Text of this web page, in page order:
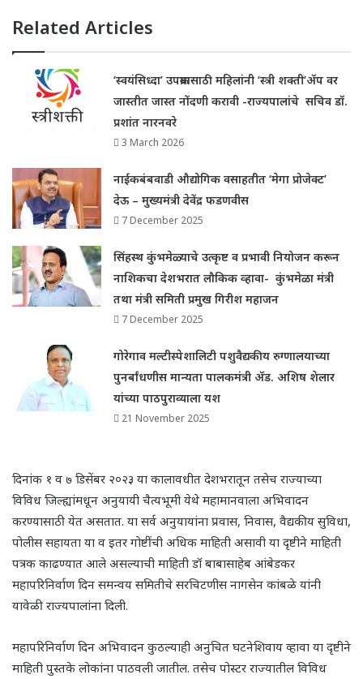
Related Articles
‘स्वयंसिध्दा’ उपक्रमासाठी महिलांनी ‘स्त्री शक्ती’ॲप वर
जास्तीत जास्त नोंदणी करावी -राज्यपालांचे सचिव डॉ.
प्रशांत नारनवरे
3 March 2026
नाईकबंबवाडी औद्योगिक वसाहतीत ‘मेगा प्रोजेक्ट’
देऊ – मुख्यमंत्री देवेंद्र फडणवीस
7 December 2025
सिंहस्थ कुंभमेळ्याचे उत्कृष्ट व प्रभावी नियोजन करून
नाशिकचा देशभरात लौकिक व्हावा- कुंभमेळा मंत्री
तथा मंत्री समिती प्रमुख गिरीश महाजन
7 December 2025
गोरेगाव मल्टीस्पेशालिटी पशुवैद्यकीय रुग्णालयाच्या
पुनर्बांधणीस मान्यता पालकमंत्री ॲड. अशिष शेलार
यांच्या पाठपुराव्याला यश
21 November 2025
दिनांक १ व ७ डिसेंबर २०२३ या कालावधीत देशभरातून तसेच राज्याच्या
विविध जिल्ह्यांमधून अनुयायी चैत्यभूमी येथे महामानवाला अभिवादन
करण्यासाठी येत असतात. या सर्व अनुयायांना प्रवास, निवास, वैद्यकीय सुविधा,
पोलीस सहायता या व इतर गोष्टींची अधिक माहिती असावी या दृष्टीने माहिती
पत्रक काढण्यात आले असल्याची माहिती डॉ बाबासाहेब आंबेडकर
महापरिनिर्वाण दिन समन्वय समितीचे सरचिटणीस नागसेन कांबळे यांनी
यावेळी राज्यपालांना दिली.
महापरिनिर्वाण दिन अभिवादन कुठल्याही अनुचित घटनेशिवाय व्हावा या दृष्टीने
माहिती पुस्तके लोकांना पाठवली जातील. तसेच पोस्टर राज्यातील विविध